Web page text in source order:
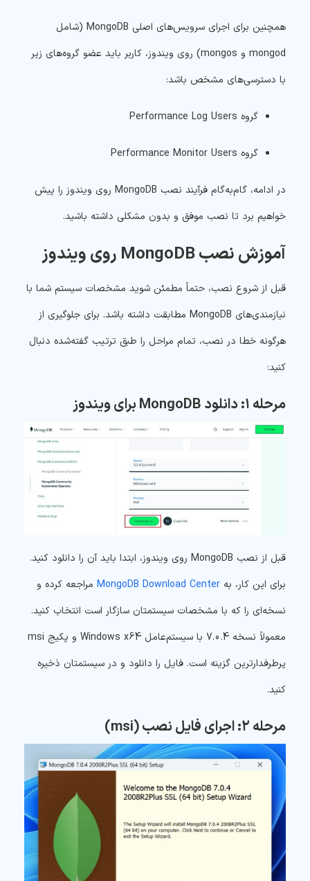
همچنین برای اجرای سرویس‌های اصلی MongoDB (شامل
mongod و mongos) روی ویندوز، کاربر باید عضو گروه‌های زیر
با دسترسی‌های مشخص باشد:
گروه Performance Log Users
گروه Performance Monitor Users
در ادامه، گام‌به‌گام فرآیند نصب MongoDB روی ویندوز را پیش
خواهیم برد تا نصب موفق و بدون مشکلی داشته باشید.
آموزش نصب MongoDB روی ویندوز
قبل از شروع نصب، حتماً مطمئن شوید مشخصات سیستم شما با
نیازمندی‌های MongoDB مطابقت داشته باشد. برای جلوگیری از
هرگونه خطا در نصب، تمام مراحل را طبق ترتیب گفته‌شده دنبال
کنید:
مرحله ۱: دانلود MongoDB برای ویندوز
قبل از نصب MongoDB روی ویندوز، ابتدا باید آن را دانلود کنید.
برای این کار، به MongoDB Download Center مراجعه کرده و
نسخه‌ای را که با مشخصات سیستمتان سازگار است انتخاب کنید.
معمولاً نسخه 7.0.4 با سیستم‌عامل Windows x64 و پکیج msi
پرطرفدارترین گزینه است. فایل را دانلود و در سیستمتان ذخیره
کنید.
مرحله ۲: اجرای فایل نصب (msi)